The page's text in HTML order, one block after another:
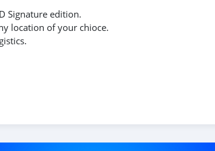
Signature edition.
location of your chioce.